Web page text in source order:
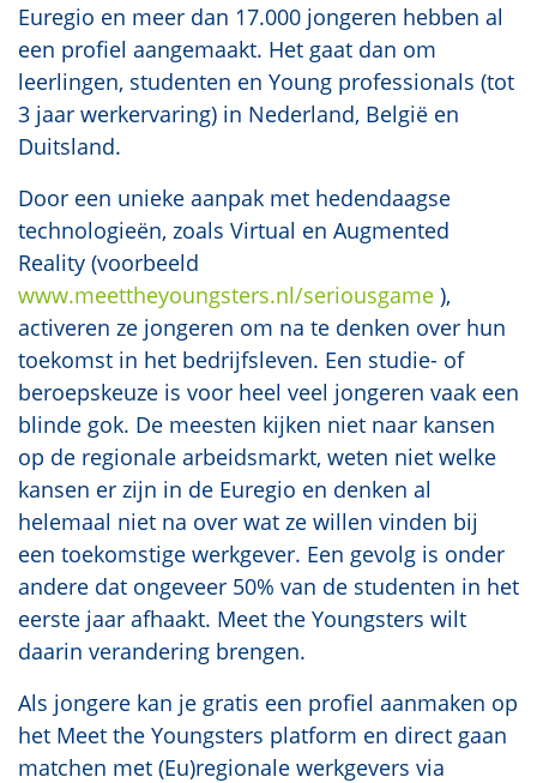
Euregio en meer dan 17.000 jongeren hebben al
een profiel aangemaakt. Het gaat dan om
leerlingen, studenten en Young professionals (tot
3 jaar werkervaring) in Nederland, België en
Duitsland.
Door een unieke aanpak met hedendaagse
technologieën, zoals Virtual en Augmented
Reality (voorbeeld
www.meettheyoungsters.nl/seriousgame ),
activeren ze jongeren om na te denken over hun
toekomst in het bedrijfsleven. Een studie- of
beroepskeuze is voor heel veel jongeren vaak een
blinde gok. De meesten kijken niet naar kansen
op de regionale arbeidsmarkt, weten niet welke
kansen er zijn in de Euregio en denken al
helemaal niet na over wat ze willen vinden bij
een toekomstige werkgever. Een gevolg is onder
andere dat ongeveer 50% van de studenten in het
eerste jaar afhaakt. Meet the Youngsters wilt
daarin verandering brengen.
Als jongere kan je gratis een profiel aanmaken op
het Meet the Youngsters platform en direct gaan
matchen met (Eu)regionale werkgevers via